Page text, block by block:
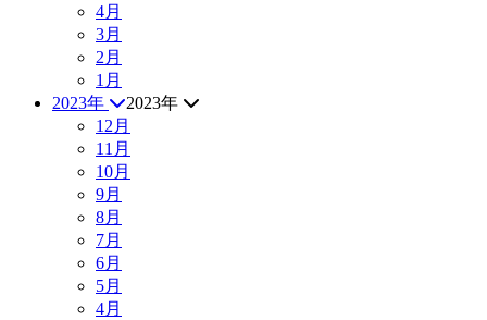
4月
3月
2月
1月
2023年
2023年
12月
11月
10月
9月
8月
7月
6月
5月
4月